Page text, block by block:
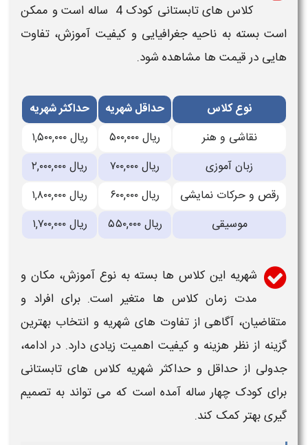
کلاس های تابستانی کودک 4 ساله
است و ممکن
است بسته به ناحیه جغرافیایی و کیفیت آموزش، تفاوت
هایی در قیمت ها مشاهده شود.
نوع کلاس حداقل شهریه
حداکثر شهریه
نقاشی و هنر
۵۰۰,۰۰۰ ریال
۱,۵۰۰,۰۰۰ ریال
زبان آموزی
۷۰۰,۰۰۰ ریال
۲,۰۰۰,۰۰۰ ریال
رقص و حرکات نمایشی
۶۰۰,۰۰۰ ریال
۱,۸۰۰,۰۰۰ ریال
موسیقی
۵۵۰,۰۰۰ ریال ۱,۷۰۰,۰۰۰ ریال
شهریه این کلاس ها بسته به نوع آموزش، مکان و
مدت زمان کلاس ها متغیر است. برای افراد و
متقاضیان، آگاهی از تفاوت های شهریه و انتخاب بهترین
گزینه از نظر هزینه و کیفیت اهمیت زیادی دارد. در ادامه،
جدولی از حداقل و حداکثر شهریه کلاس های تابستانی
برای کودک چهار ساله آمده است که می تواند به تصمیم
گیری بهتر کمک کند.